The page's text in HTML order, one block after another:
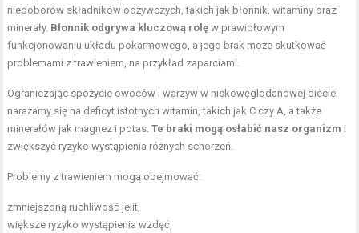
niedoborów składników odżywczych, takich jak błonnik, witaminy oraz
minerały. Błonnik odgrywa kluczową rolę w prawidłowym
funkcjonowaniu układu pokarmowego, a jego brak może skutkować
problemami z trawieniem, na przykład zaparciami.
Ograniczając spożycie owoców i warzyw w niskowęglodanowej diecie,
narażamy się na deficyt istotnych witamin, takich jak C czy A, a także
minerałów jak magnez i potas.Te braki mogą osłabić nasz organizm i
zwiększyć ryzyko wystąpienia różnych schorzeń.
Problemy z trawieniem mogą obejmować:
zmniejszoną ruchliwość jelit,
większe ryzyko wystąpienia wzdęć,